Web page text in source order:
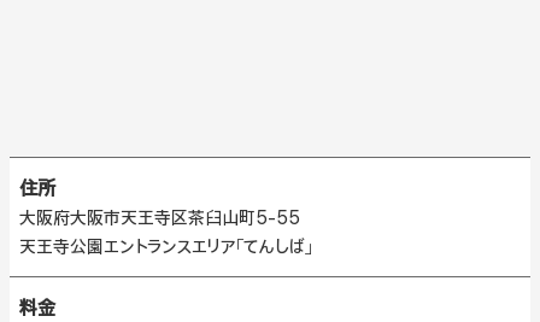
住所
大阪府大阪市天王寺区茶臼山町5-55
天王寺公園エントランスエリア「てんしば」
料金